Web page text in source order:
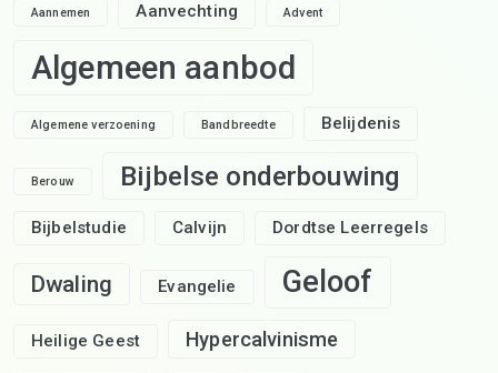
Aannemen Aanvechting Advent
Algemeen aanbod
Algemene verzoening Bandbreedte Belijdenis
Berouw Bijbelse onderbouwing
Bijbelstudie Calvijn Dordtse Leerregels
Dwaling Evangelie Geloof
Heilige Geest Hypercalvinisme